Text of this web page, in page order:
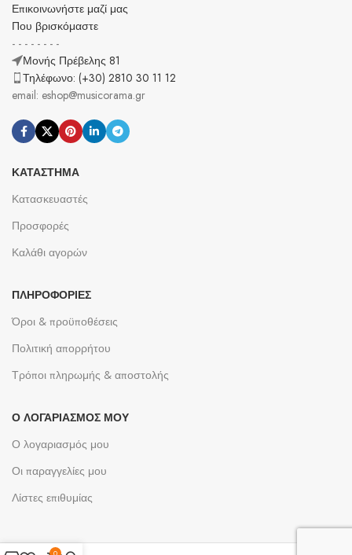
Επικοινωνήστε μαζί μας
Που βρισκόμαστε
- - - - - - - -
Μονής Πρέβελης 81
Τηλέφωνο: (+30) 2810 30 11 12
email: eshop@musicorama.gr
ΚΑΤΆΣΤΗΜΑ
Κατασκευαστές
Προσφορές
Καλάθι αγορών
ΠΛΗΡΟΦΟΡΊΕΣ
Όροι & προϋποθέσεις
Πολιτική απορρήτου
Τρόποι πληρωμής & αποστολής
Ο ΛΟΓΑΡΙΑΣΜΌΣ ΜΟΥ
Ο λογαριασμός μου
Οι παραγγελίες μου
Λίστες επιθυμίας